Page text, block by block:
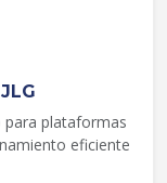
para plataformas
eficiente